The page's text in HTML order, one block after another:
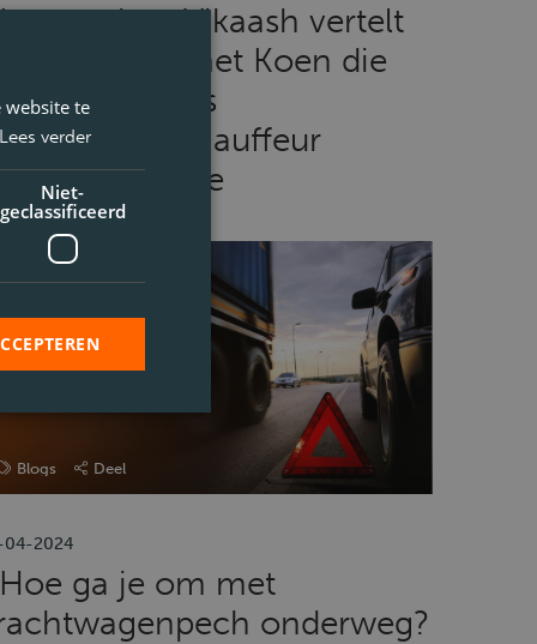
Intercedent Vikaash vertelt
zijn dag met Koen die
is als
Blogs Deel
04-2024
Hoe ga je om met
onderweg?
website te
Lees verder
Niet-
geclassificeerd